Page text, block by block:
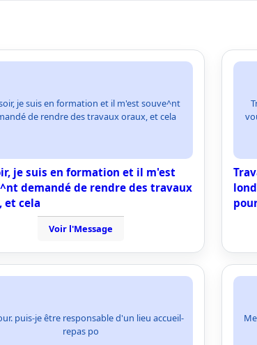
je suis en formation et il m'est souve^nt
de rendre des travaux oraux, et cela
je suis en formation et il m'est
demandé de rendre des travaux
et cela
Voir l'Message
puis-je être responsable d'un lieu accueil-
repas po